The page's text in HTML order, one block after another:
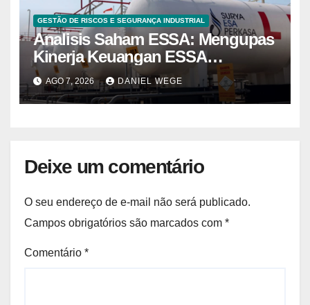
GESTÃO DE RISCOS E SEGURANÇA INDUSTRIAL
Analisis Saham ESSA: Mengupas
Kinerja Keuangan ESSA
Semester I 2026
AGO 7, 2026 DANIEL WEGE
Deixe um comentário
O seu endereço de e-mail não será publicado.
Campos obrigatórios são marcados com *
Comentário *